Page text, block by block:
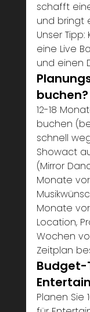
schafft
und bringt
Unser
eine Live
und einen
buchen?
12-18
buchen
schnell
Showact
(Mirror
Monate
Monate
Location,
Wochen
Zeitplan
Budget-
Planen Sie